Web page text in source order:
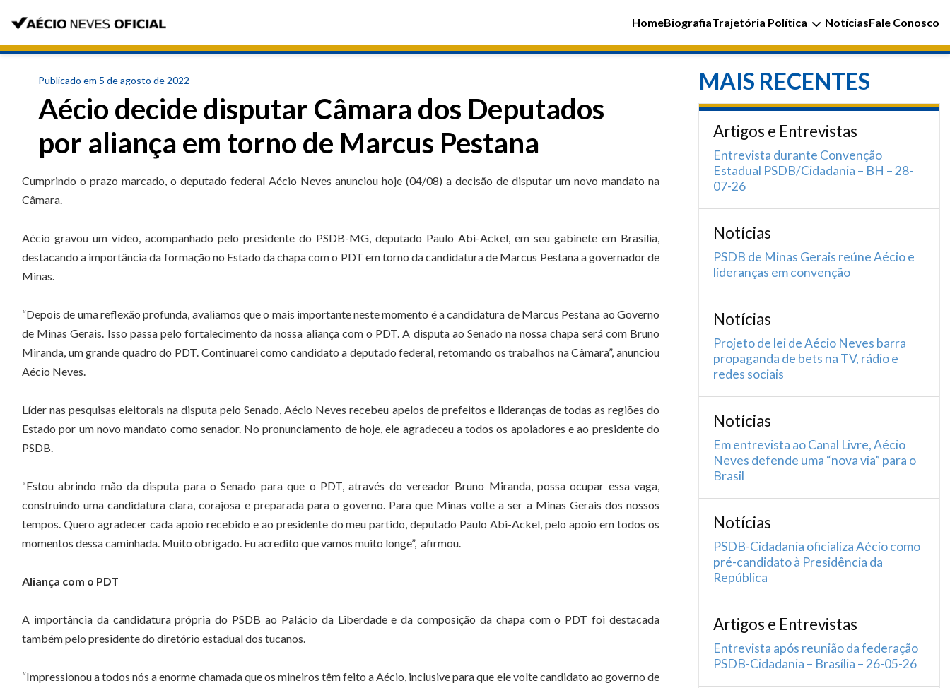
HomeBiografiaTrajetória Política NotíciasFale Conosco
Publicado em 5 de agosto de 2022
Aécio decide disputar Câmara dos Deputados
por aliança em torno de Marcus Pestana
Cumprindo o prazo marcado, o deputado federal Aécio Neves anunciou hoje (04/08) a decisão de disputar um novo mandato na
Câmara.
Aécio gravou um vídeo, acompanhado pelo presidente do PSDB-MG, deputado Paulo Abi-Ackel, em seu gabinete em Brasília,
destacando a importância da formação no Estado da chapa com o PDT em torno da candidatura de Marcus Pestana a governador de
Minas.
“Depois de uma reflexão profunda, avaliamos que o mais importante neste momento é a candidatura de Marcus Pestana ao Governo
de Minas Gerais. Isso passa pelo fortalecimento da nossa aliança com o PDT. A disputa ao Senado na nossa chapa será com Bruno
Miranda, um grande quadro do PDT. Continuarei como candidato a deputado federal, retomando os trabalhos na Câmara”, anunciou
Aécio Neves.
Líder nas pesquisas eleitorais na disputa pelo Senado, Aécio Neves recebeu apelos de prefeitos e lideranças de todas as regiões do
Estado por um novo mandato como senador. No pronunciamento de hoje, ele agradeceu a todos os apoiadores e ao presidente do
PSDB.
“Estou abrindo mão da disputa para o Senado para que o PDT, através do vereador Bruno Miranda, possa ocupar essa vaga,
construindo uma candidatura clara, corajosa e preparada para o governo. Para que Minas volte a ser a Minas Gerais dos nossos
tempos. Quero agradecer cada apoio recebido e ao presidente do meu partido, deputado Paulo Abi-Ackel, pelo apoio em todos os
momentos dessa caminhada. Muito obrigado. Eu acredito que vamos muito longe”, afirmou.
Aliança com o PDT
A importância da candidatura própria do PSDB ao Palácio da Liberdade e da composição da chapa com o PDT foi destacada
também pelo presidente do diretório estadual dos tucanos.
“Impressionou a todos nós a enorme chamada que os mineiros têm feito a Aécio, inclusive para que ele volte candidato ao governo de
MAIS RECENTES
Artigos e Entrevistas
Entrevista durante Convenção
Estadual PSDB/Cidadania – BH – 28-
07-26
Notícias
PSDB de Minas Gerais reúne Aécio e
lideranças em convenção
Notícias
Projeto de lei de Aécio Neves barra
propaganda de bets na TV, rádio e
redes sociais
Notícias
Em entrevista ao Canal Livre, Aécio
Neves defende uma “nova via” para o
Brasil
Notícias
PSDB-Cidadania oficializa Aécio como
pré-candidato à Presidência da
República
Artigos e Entrevistas
Entrevista após reunião da federação
PSDB-Cidadania – Brasília – 26-05-26